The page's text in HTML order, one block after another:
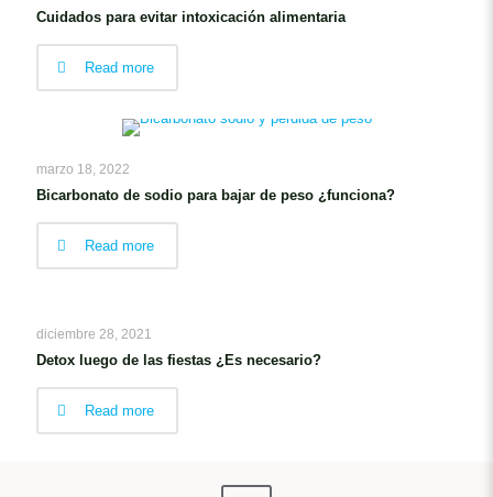
Cuidados para evitar intoxicación alimentaria
Read more
marzo 18, 2022
Bicarbonato de sodio para bajar de peso ¿funciona?
Read more
diciembre 28, 2021
Detox luego de las fiestas ¿Es necesario?
Read more